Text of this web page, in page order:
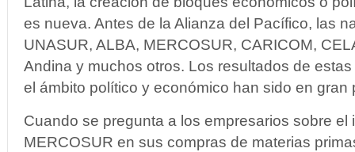
es nueva. Antes de la Alianza del Pacífico, las
UNASUR, ALBA, MERCOSUR, CARICOM,
Andina y muchos otros. Los resultados de
el ámbito político y económico han sido en gran
Cuando se pregunta a los empresarios sobre el
MERCOSUR en sus compras de materias